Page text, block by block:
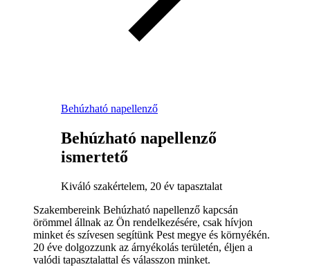
Behúzható napellenző
Behúzható napellenző
ismertető
Kiváló szakértelem, 20 év tapasztalat
Szakembereink Behúzható napellenző kapcsán
örömmel állnak az Ön rendelkezésére, csak hívjon
minket és szívesen segítünk Pest megye és környékén.
20 éve dolgozzunk az árnyékolás területén, éljen a
valódi tapasztalattal és válasszon minket.